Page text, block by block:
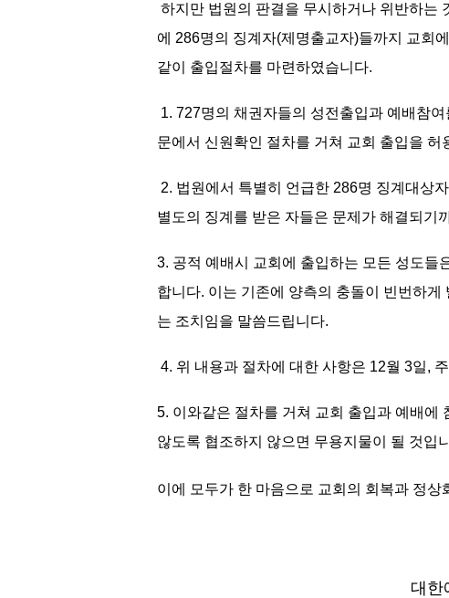
하지만 법원의 판결을 무시하거나 위반하는
에 286명의 징계자(제명출교자)들까지 교회
같이 출입절차를 마련하였습니다.
1. 727명의 채권자들의 성전출입과 예배참
문에서 신원확인 절차를 거쳐 교회 출입을 허
2. 법원에서 특별히 언급한 286명 징계대상
별도의 징계를 받은 자들은 문제가 해결되기
3. 공적 예배시 교회에 출입하는 모든 성도들
합니다. 이는 기존에 양측의 충돌이 빈번하
는 조치임을 말씀드립니다.
4. 위 내용과 절차에 대한 사항은 12월 3일,
5. 이와같은 절차를 거쳐 교회 출입과 예배에
않도록 협조하지 않으면 무용지물이 될 것입
이에 모두가 한 마음으로 교회의 회복과 정
대한